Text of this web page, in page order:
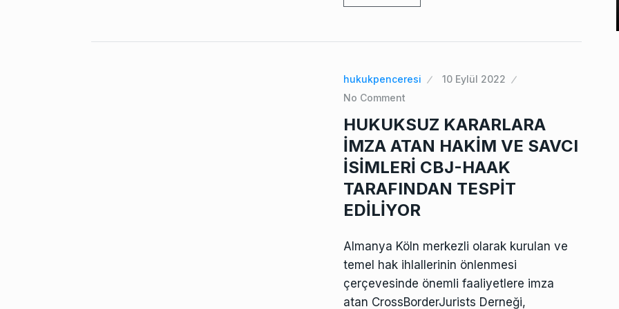
hukukpenceresi
10 Eylül 2022
No Comment
HUKUKSUZ KARARLARA
İMZA ATAN HAKİM VE SAVCI
İSİMLERİ CBJ-HAAK
TARAFINDAN TESPİT
EDİLİYOR
Almanya Köln merkezli olarak kurulan ve
temel hak ihlallerinin önlenmesi
çerçevesinde önemli faaliyetlere imza
atan CrossBorderJurists Derneği,